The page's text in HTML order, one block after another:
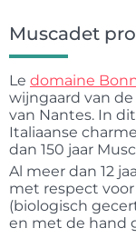
Muscadet
Le domaine
wijngaard van
van Nantes. In
Italiaanse
dan 150 jaar
Al meer dan 12
met respect
(biologisch
en met de hand